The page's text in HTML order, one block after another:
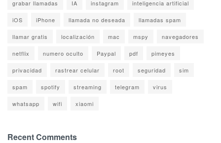
grabar llamadas IA instagram inteligencia artificial
iOS iPhone llamada no deseada llamadas spam
llamar gratis localización mac mspy navegadores
netflix numero oculto Paypal pdf pimeyes
privacidad rastrear celular root seguridad sim
spam spotify streaming telegram virus
whatsapp wifi xiaomi
Recent Comments